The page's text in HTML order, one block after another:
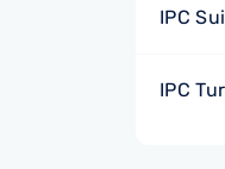
IPC
IPC